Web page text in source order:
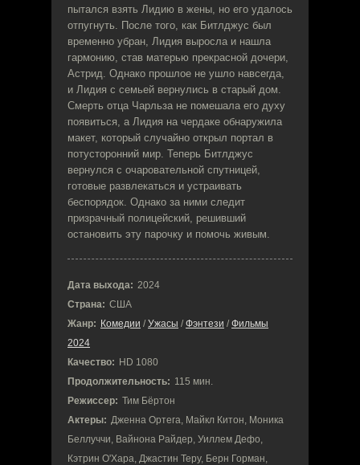
пытался взять Лидию в жены, но его удалось
отпугнуть. После того, как Битлджус был
временно убран, Лидия выросла и нашла
гармонию, став матерью прекрасной дочери,
Астрид. Однако прошлое не ушло навсегда,
и Лидия с семьей вернулись в старый дом.
Смерть отца Чарльза не помешала его духу
появиться, а Лидия на чердаке обнаружила
макет, который случайно открыл портал в
потусторонний мир. Теперь Битлджус
вернулся с очаровательной спутницей,
готовые развлекаться и устраивать
беспорядок. Однако за ними следит
призрачный полицейский, решивший
остановить эту парочку и помочь живым.
Дата выхода: 2024
Страна: США
Жанр: Комедии / Ужасы / Фэнтези / Фильмы
2024
Качество: HD 1080
Продолжительность: 115 мин.
Режиссер: Тим Бёртон
Актеры: Дженна Ортега, Майкл Китон, Моника
Беллуччи, Вайнона Райдер, Уиллем Дефо,
Кэтрин О'Хара, Джастин Теру, Берн Горман,